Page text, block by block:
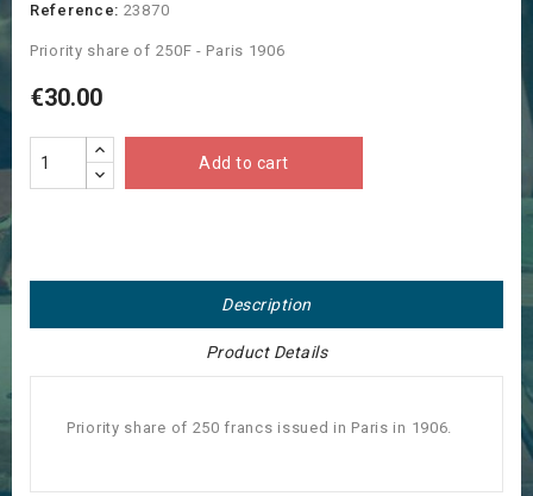
Reference: 23870
Priority share of 250F - Paris 1906
€30.00
Add to cart
Description
Product Details
Priority share of 250 francs issued in Paris in 1906.